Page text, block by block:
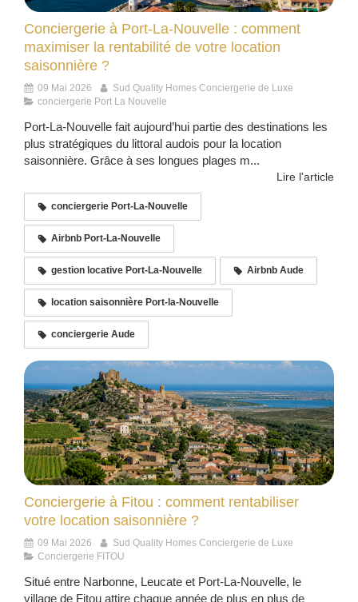
Conciergerie à Port-La-Nouvelle : comment
maximiser la rentabilité de votre location
saisonnière ?
09 Mai 2026
Sud Quality Homes Conciergerie de Luxe
conciergerie Port La Nouvelle
Port-La-Nouvelle fait aujourd’hui partie des destinations les
plus stratégiques du littoral audois pour la location
saisonnière. Grâce à ses longues plages m...
Lire l'article
conciergerie Port-La-Nouvelle
Airbnb Port-La-Nouvelle
gestion locative Port-La-Nouvelle Airbnb Aude
location saisonnière Port-la-Nouvelle
conciergerie Aude
Conciergerie à Fitou : comment rentabiliser
votre location saisonnière ?
09 Mai 2026
Sud Quality Homes Conciergerie de Luxe
Conciergerie FITOU
Situé entre Narbonne, Leucate et Port-La-Nouvelle, le
village de Fitou attire chaque année de plus en plus de